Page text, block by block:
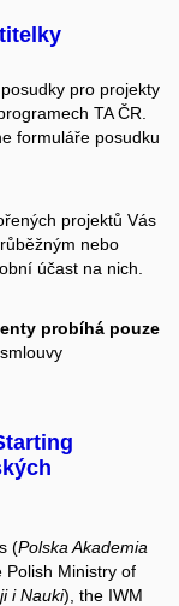
pro projekty
TA ČR.
formuláře posudku
projektů Vás
nebo
účast na nich.
probíhá pouze
(Polska Akademia
Polish Ministry of
i Nauki), the IWM